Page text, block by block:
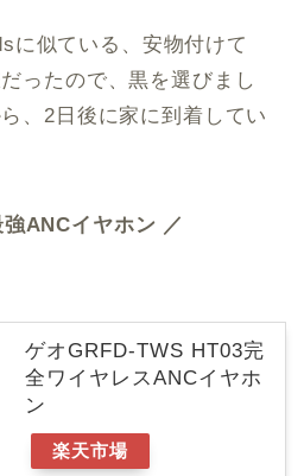
に似ている、安物付けて
ったので、黒を選びまし
、2日後に家に到着してい
ANCイヤホン ／
ゲオGRFD-TWS HT03完
全ワイヤレスANCイヤホ
ン
楽天市場